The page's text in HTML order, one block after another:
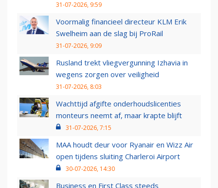
31-07-2026, 9:59
Voormalig financieel directeur KLM Erik
Swelheim aan de slag bij ProRail
31-07-2026, 9:09
Rusland trekt vliegvergunning Izhavia in
wegens zorgen over veiligheid
31-07-2026, 8:03
Wachttijd afgifte onderhoudslicenties
monteurs neemt af, maar krapte blijft
31-07-2026, 7:15
MAA houdt deur voor Ryanair en Wizz Air
open tijdens sluiting Charleroi Airport
30-07-2026, 14:30
Business en First Class steeds